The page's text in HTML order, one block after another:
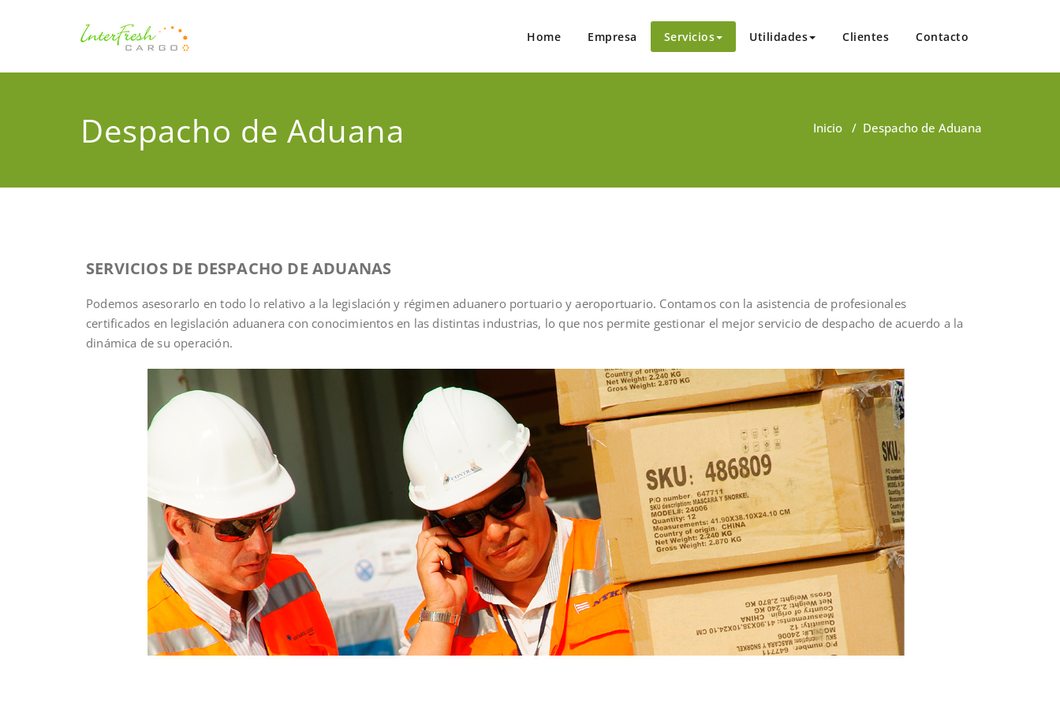
Home Empresa Servicios Utilidades Clientes Contacto
Despacho de Aduana Inicio / Despacho de Aduana
SERVICIOS DE DESPACHO DE ADUANAS
Podemos asesorarlo en todo lo relativo a la legislación y régimen aduanero portuario y aeroportuario. Contamos con la asistencia de profesionales
certificados en legislación aduanera con conocimientos en las distintas industrias, lo que nos permite gestionar el mejor servicio de despacho de acuerdo a la
dinámica de su operación.